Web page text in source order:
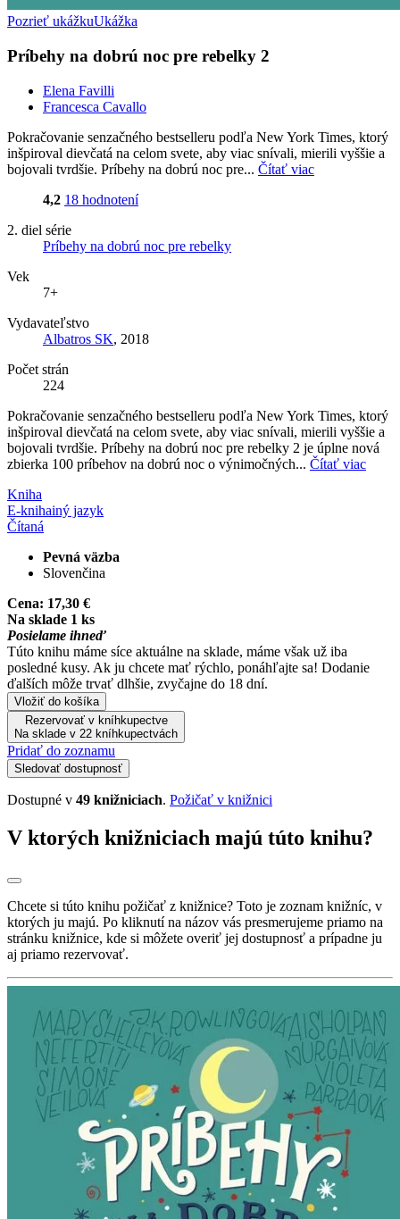
Pozrieť ukážkuUkážka
Príbehy na dobrú noc pre rebelky 2
Elena Favilli
Francesca Cavallo
Pokračovanie senzačného bestselleru podľa New York Times, ktorý
inšpiroval dievčatá na celom svete, aby viac snívali, mierili vyššie a
bojovali tvrdšie. Príbehy na dobrú noc pre... Čítať viac
4,2 18 hodnotení
2. diel série
Príbehy na dobrú noc pre rebelky
Vek
7+
Vydavateľstvo
Albatros SK, 2018
Počet strán
224
Pokračovanie senzačného bestselleru podľa New York Times, ktorý
inšpiroval dievčatá na celom svete, aby viac snívali, mierili vyššie a
bojovali tvrdšie. Príbehy na dobrú noc pre rebelky 2 je úplne nová
zbierka 100 príbehov na dobrú noc o výnimočných... Čítať viac
Kniha
E-knihainý jazyk
Čítaná
Pevná väzba
Slovenčina
Cena: 17,30 €
Na sklade 1 ks
Posielame ihneď
Túto knihu máme síce aktuálne na sklade, máme však už iba
posledné kusy. Ak ju chcete mať rýchlo, ponáhľajte sa! Dodanie
ďalších môže trvať dlhšie, zvyčajne do 18 dní.
Vložiť do košíka
Rezervovať v kníhkupectve
Na sklade v 22 kníhkupectvách
Pridať do zoznamu
Sledovať dostupnosť
Dostupné v 49 knižniciach. Požičať v knižnici
V ktorých knižniciach majú túto knihu?
Chcete si túto knihu požičať z knižnice? Toto je zoznam knižníc, v
ktorých ju majú. Po kliknutí na názov vás presmerujeme priamo na
stránku knižnice, kde si môžete overiť jej dostupnosť a prípadne ju
aj priamo rezervovať.